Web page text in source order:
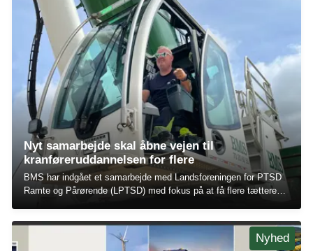
Nyt samarbejde skal åbne vejen til
kranføreruddannelsen for flere
BMS har indgået et samarbejde med Landsforeningen for PTSD
Ramte og Pårørende (LPTSD) med fokus på at få flere tættere
Nyhed